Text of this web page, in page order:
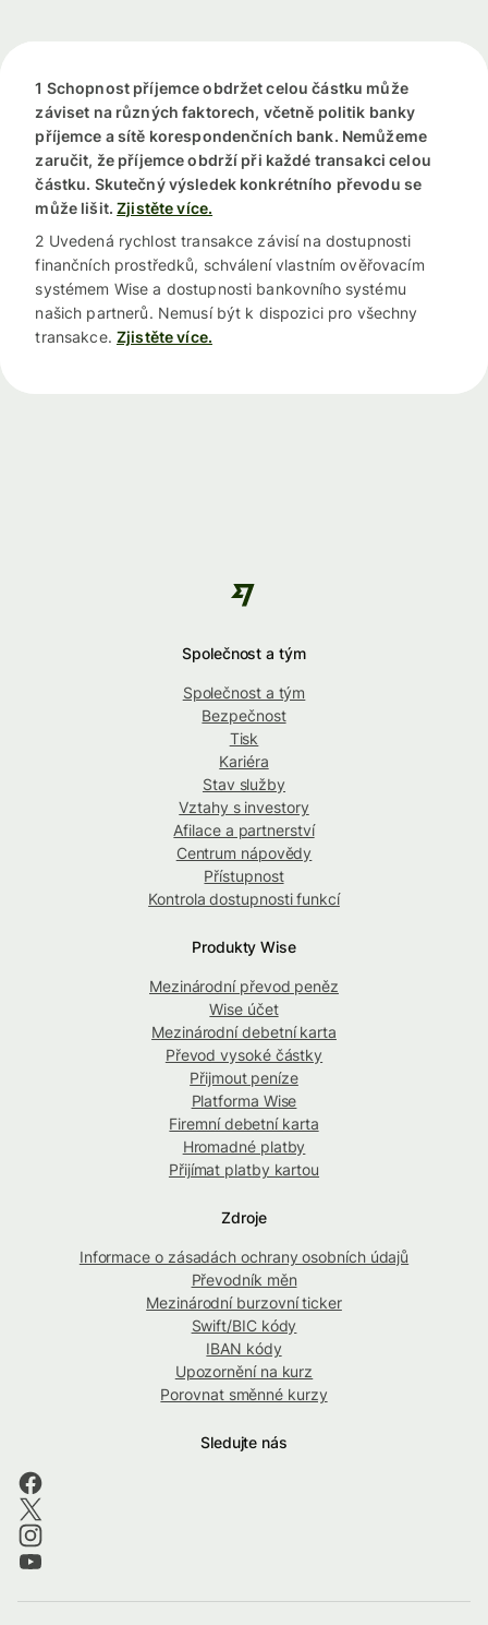
1 Schopnost příjemce obdržet celou částku může
záviset na různých faktorech, včetně politik banky
příjemce a sítě korespondenčních bank. Nemůžeme
zaručit, že příjemce obdrží při každé transakci celou
částku. Skutečný výsledek konkrétního převodu se
může lišit. Zjistěte více.
2 Uvedená rychlost transakce závisí na dostupnosti
finančních prostředků, schválení vlastním ověřovacím
systémem Wise a dostupnosti bankovního systému
našich partnerů. Nemusí být k dispozici pro všechny
transakce. Zjistěte více.
Společnost a tým
Společnost a tým
Bezpečnost
Tisk
Kariéra
Stav služby
Vztahy s investory
Afilace a partnerství
Centrum nápovědy
Přístupnost
Kontrola dostupnosti funkcí
Produkty Wise
Mezinárodní převod peněz
Wise účet
Mezinárodní debetní karta
Převod vysoké částky
Přijmout peníze
Platforma Wise
Firemní debetní karta
Hromadné platby
Přijímat platby kartou
Zdroje
Informace o zásadách ochrany osobních údajů
Převodník měn
Mezinárodní burzovní ticker
Swift/BIC kódy
IBAN kódy
Upozornění na kurz
Porovnat směnné kurzy
Sledujte nás